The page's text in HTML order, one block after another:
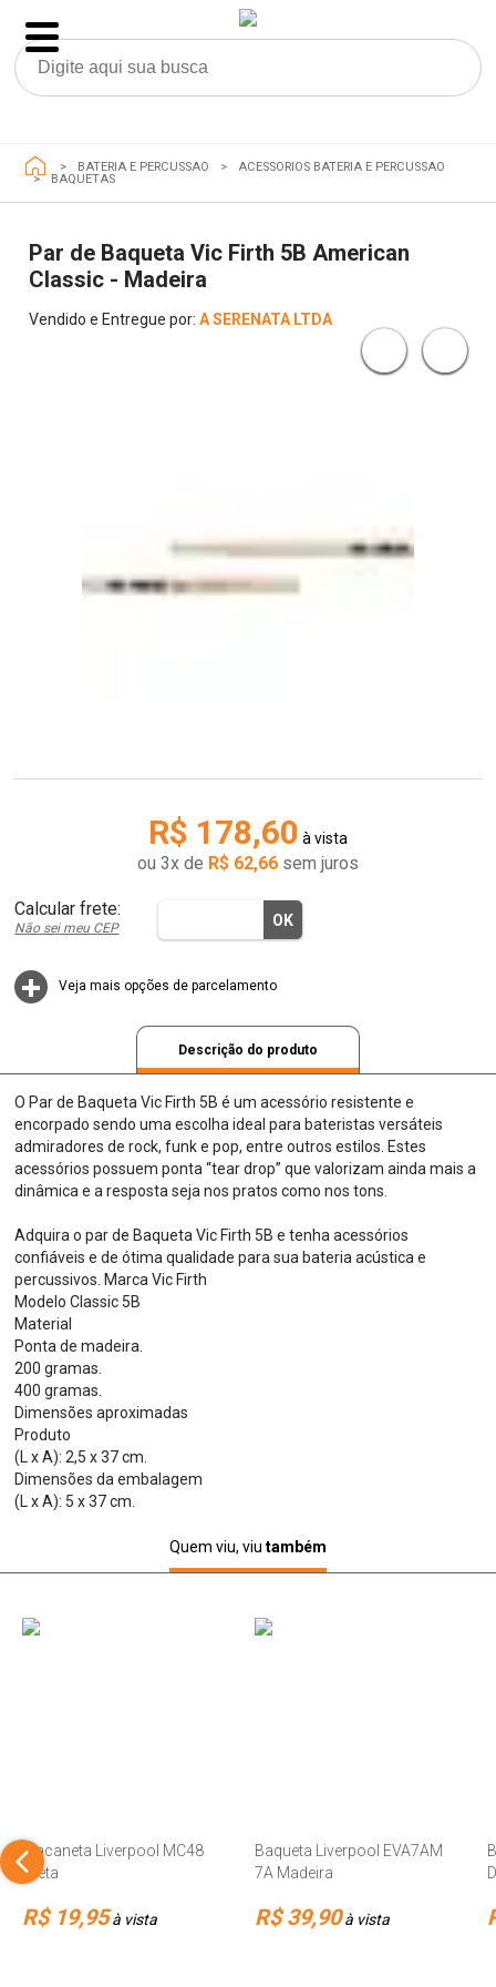
BATERIA E PERCUSSAO
ACESSORIOS BATERIA E PERCUSSAO
BAQUETAS
Par de Baqueta Vic Firth 5B American
Classic - Madeira
Vendido e Entregue por:A SERENATA LTDA
R$ 178,60 à vista
ou 3xde R$ 62,66sem juros
Não sei meu CEP
Veja mais opções de parcelamento
Descrição do produto
O Par de Baqueta Vic Firth 5B é um acessório resistente e
encorpado sendo uma escolha ideal para bateristas versáteis
admiradores de rock, funk e pop, entre outros estilos. Estes
acessórios possuem ponta “tear drop” que valorizam ainda mais a
dinâmica e a resposta seja nos pratos como nos tons.
Adquira o par de Baqueta Vic Firth 5B e tenha acessórios
confiáveis e de ótima qualidade para sua bateria acústica e
percussivos. Marca Vic Firth
Modelo Classic 5B
Material
Ponta de madeira.
200 gramas.
400 gramas.
Dimensões aproximadas
Produto
(L x A): 2,5 x 37 cm.
Dimensões da embalagem
(L x A): 5 x 37 cm.
Quem viu, viu também
Macaneta Liverpool MC48
Preta
R$ 19,95à vista
Baqueta Liverpool EVA7AM
7A Madeira
R$ 39,90à vista